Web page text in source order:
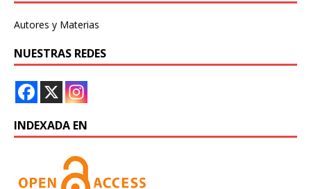
Autores y Materias
NUESTRAS REDES
INDEXADA EN